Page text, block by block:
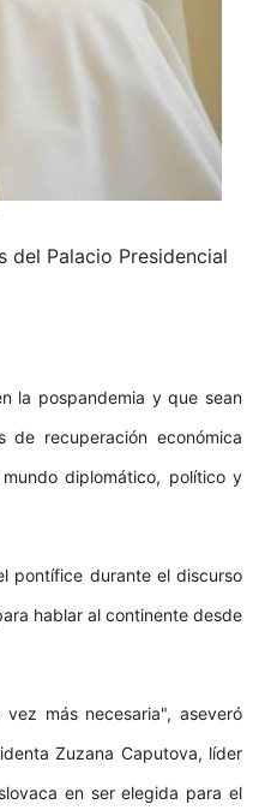
Palacio Presidencial
la pospandemia y que sean
de recuperación económica
diplomático, político y
pontífice durante el discurso
hablar al continente desde
más necesaria", aseveró
Zuzana Caputova, líder
en ser elegida para el